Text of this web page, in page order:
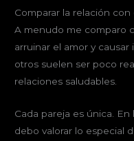
Comparar la relación con
A menudo me comparo
arruinar el amor y causar
otros suelen ser poco
relaciones saludables.
Cada pareja es única.
debo valorar lo especial